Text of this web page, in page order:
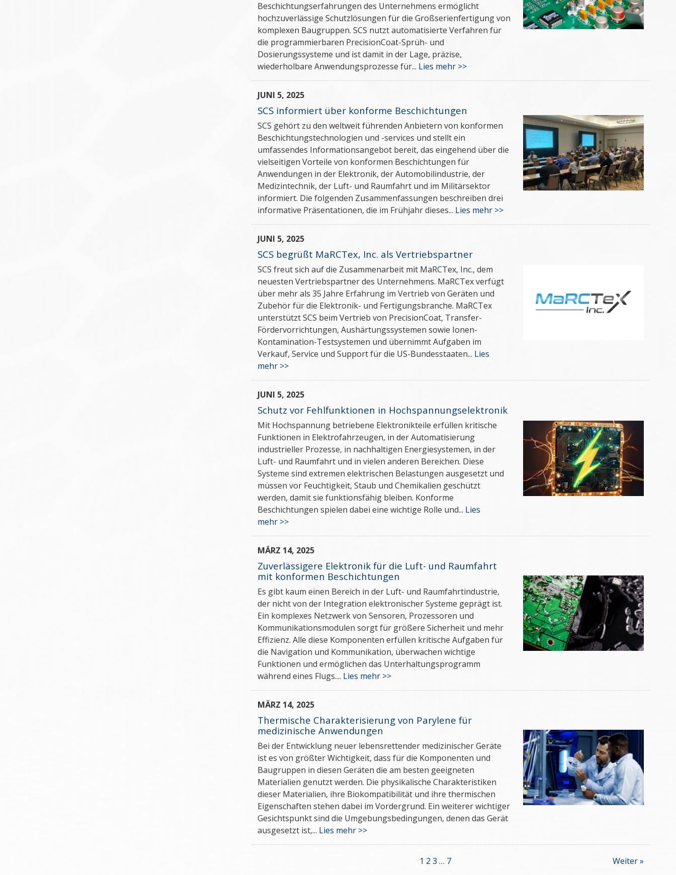
Beschichtungserfahrungen des Unternehmens ermöglicht
hochzuverlässige Schutzlösungen für die Großserienfertigung von
komplexen Baugruppen. SCS nutzt automatisierte Verfahren für
die programmierbaren PrecisionCoat-Sprüh- und
Dosierungssysteme und ist damit in der Lage, präzise,
wiederholbare Anwendungsprozesse für... Lies mehr >>
JUNI 5, 2025
SCS informiert über konforme Beschichtungen
SCS gehört zu den weltweit führenden Anbietern von konformen
Beschichtungstechnologien und -services und stellt ein
umfassendes Informationsangebot bereit, das eingehend über die
vielseitigen Vorteile von konformen Beschichtungen für
Anwendungen in der Elektronik, der Automobilindustrie, der
Medizintechnik, der Luft- und Raumfahrt und im Militärsektor
informiert. Die folgenden Zusammenfassungen beschreiben drei
informative Präsentationen, die im Frühjahr dieses... Lies mehr >>
JUNI 5, 2025
SCS begrüßt MaRCTex, Inc. als Vertriebspartner
SCS freut sich auf die Zusammenarbeit mit MaRCTex, Inc., dem
neuesten Vertriebspartner des Unternehmens. MaRCTex verfügt
über mehr als 35 Jahre Erfahrung im Vertrieb von Geräten und
Zubehör für die Elektronik- und Fertigungsbranche. MaRCTex
unterstützt SCS beim Vertrieb von PrecisionCoat, Transfer-
Fördervorrichtungen, Aushärtungssystemen sowie Ionen-
Kontamination-Testsystemen und übernimmt Aufgaben im
Verkauf, Service und Support für die US-Bundesstaaten... Lies
mehr >>
JUNI 5, 2025
Schutz vor Fehlfunktionen in Hochspannungselektronik
Mit Hochspannung betriebene Elektronikteile erfüllen kritische
Funktionen in Elektrofahrzeugen, in der Automatisierung
industrieller Prozesse, in nachhaltigen Energiesystemen, in der
Luft- und Raumfahrt und in vielen anderen Bereichen. Diese
Systeme sind extremen elektrischen Belastungen ausgesetzt und
müssen vor Feuchtigkeit, Staub und Chemikalien geschützt
werden, damit sie funktionsfähig bleiben. Konforme
Beschichtungen spielen dabei eine wichtige Rolle und... Lies
mehr >>
MÄRZ 14, 2025
Zuverlässigere Elektronik für die Luft- und Raumfahrt
mit konformen Beschichtungen
Es gibt kaum einen Bereich in der Luft- und Raumfahrtindustrie,
der nicht von der Integration elektronischer Systeme geprägt ist.
Ein komplexes Netzwerk von Sensoren, Prozessoren und
Kommunikationsmodulen sorgt für größere Sicherheit und mehr
Effizienz. Alle diese Komponenten erfüllen kritische Aufgaben für
die Navigation und Kommunikation, überwachen wichtige
Funktionen und ermöglichen das Unterhaltungsprogramm
während eines Flugs.... Lies mehr >>
MÄRZ 14, 2025
Thermische Charakterisierung von Parylene für
medizinische Anwendungen
Bei der Entwicklung neuer lebensrettender medizinischer Geräte
ist es von größter Wichtigkeit, dass für die Komponenten und
Baugruppen in diesen Geräten die am besten geeigneten
Materialien genutzt werden. Die physikalische Charakteristiken
dieser Materialien, ihre Biokompatibilität und ihre thermischen
Eigenschaften stehen dabei im Vordergrund. Ein weiterer wichtiger
Gesichtspunkt sind die Umgebungsbedingungen, denen das Gerät
ausgesetzt ist,... Lies mehr >>
1 2 3 … 7 Weiter »